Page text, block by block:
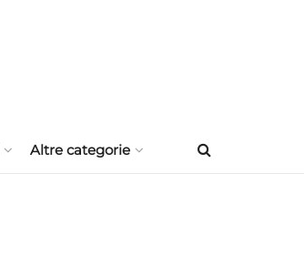
Altre categorie